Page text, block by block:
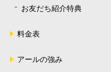
お友だち紹介特典
料金表
アールの強み